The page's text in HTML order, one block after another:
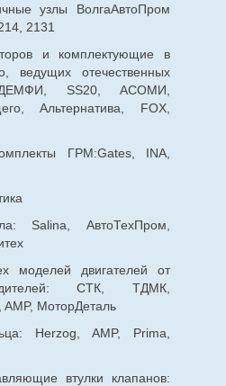
узлы ВолгаАвтоПром
2131
и комплектующие в
ведущих отечественных
ДЕМФИ, SS20, АСОМИ,
Альтернатива, FOX,
ГРМ:Gates, INA,
Salina, АвтоТехПром,
моделей двигателей от
СТК, ТДМК,
МоторДеталь
Herzog, AMP, Prima,
втулки клапанов: